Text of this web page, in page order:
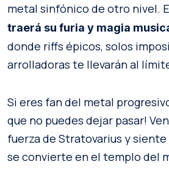
metal sinfónico de otro nivel.
traerá su furia y magia
donde riffs épicos, solos
arrolladoras te llevarán al
Si eres fan del metal
que no puedes dejar pasar!
fuerza de Stratovarius y
se convierte en el templo del